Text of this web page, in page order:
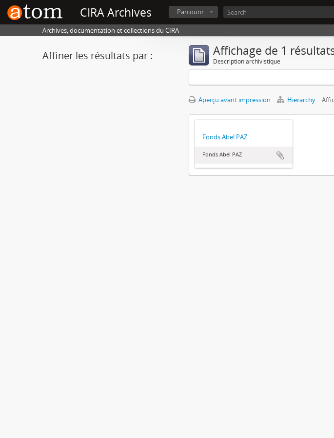
CIRA Archives Parcourir
Archives, documentation et collections du CIRA
Affiner les résultats par : Affichage de 1
Description archivistique
Aperçu avant impression Hierarchy
Fonds Abel PAZ
Fonds Abel PAZ